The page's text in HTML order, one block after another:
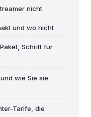
nicht
und wo nicht
Schritt für
wie Sie sie
Tarife, die